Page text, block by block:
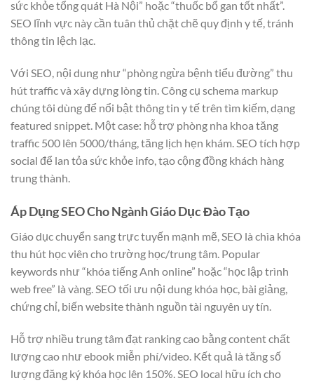
sức khỏe tổng quát Hà Nội” hoặc “thuốc bổ gan tốt nhất”.
SEO lĩnh vực này cần tuân thủ chặt chẽ quy định y tế, tránh
thông tin lệch lạc.
Với SEO, nội dung như “phòng ngừa bệnh tiểu đường” thu
hút traffic và xây dựng lòng tin. Công cụ schema markup
chúng tôi dùng để nổi bật thông tin y tế trên tìm kiếm, dạng
featured snippet. Một case: hỗ trợ phòng nha khoa tăng
traffic 500 lên 5000/tháng, tăng lịch hẹn khám. SEO tích hợp
social để lan tỏa sức khỏe info, tạo cộng đồng khách hàng
trung thành.
Áp Dụng SEO Cho Ngành Giáo Dục Đào Tạo
Giáo dục chuyển sang trực tuyến mạnh mẽ, SEO là chìa khóa
thu hút học viên cho trường học/trung tâm. Popular
keywords như “khóa tiếng Anh online” hoặc “học lập trình
web free” là vàng. SEO tối ưu nội dung khóa học, bài giảng,
chứng chỉ, biến website thành nguồn tài nguyên uy tín.
Hỗ trợ nhiều trung tâm đạt ranking cao bằng content chất
lượng cao như ebook miễn phí/video. Kết quả là tăng số
lượng đăng ký khóa học lên 150%. SEO local hữu ích cho